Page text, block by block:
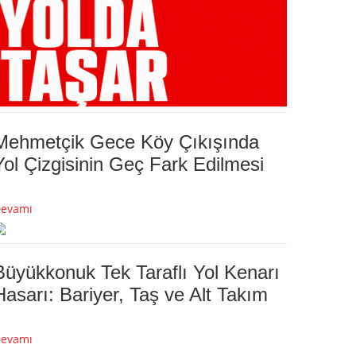
Gece Köy Çıkışında
Çizgisinin Geç Fark Edilmesi
Tek Taraflı Yol Kenarı
Bariyer, Taş ve Alt Takım